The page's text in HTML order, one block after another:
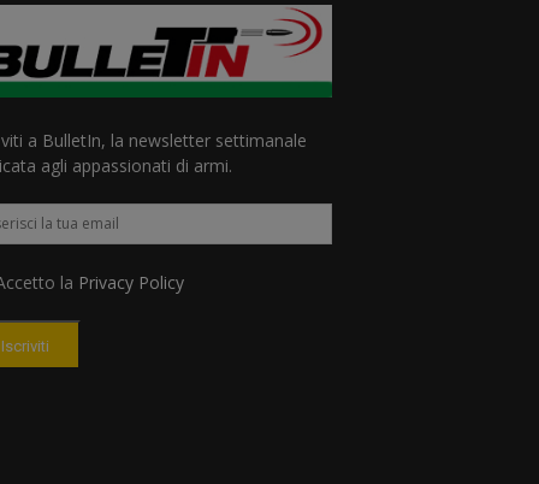
a BulletIn, la newsletter settimanale
agli appassionati di armi.
la Privacy Policy
Iscriviti